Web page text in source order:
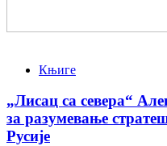
Књиге
„Лисац са севера“
за разумевање
Русије